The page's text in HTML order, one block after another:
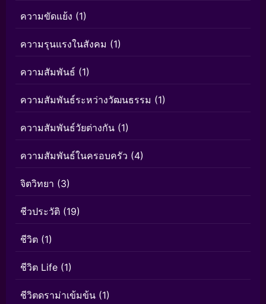
ความขัดแย้ง (1)
ความรุนแรงในสังคม (1)
ความสัมพันธ์ (1)
ความสัมพันธ์ระหว่างวัฒนธรรม (1)
ความสัมพันธ์วัยต่างกัน (1)
ความสัมพันธ์ในครอบครัว (4)
จิตวิทยา (3)
ชีวประวัติ (19)
ชีวิต (1)
ชีวิต Life (1)
ชีวิตดราม่าเข้มข้น (1)